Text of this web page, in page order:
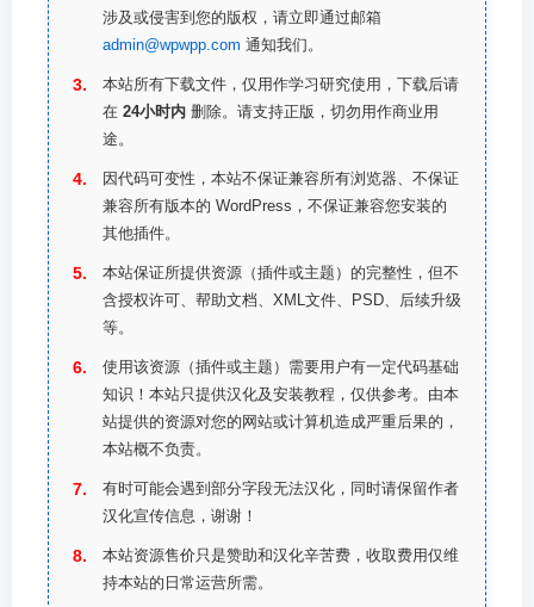
涉及或侵害到您的版权，请立即通过邮箱
admin@wpwpp.com 通知我们。
本站所有下载文件，仅用作学习研究使用，下载后请
在 24小时内 删除。请支持正版，切勿用作商业用
途。
因代码可变性，本站不保证兼容所有浏览器、不保证
兼容所有版本的 WordPress，不保证兼容您安装的
其他插件。
本站保证所提供资源（插件或主题）的完整性，但不
含授权许可、帮助文档、XML文件、PSD、后续升级
等。
使用该资源（插件或主题）需要用户有一定代码基础
知识！本站只提供汉化及安装教程，仅供参考。由本
站提供的资源对您的网站或计算机造成严重后果的，
本站概不负责。
有时可能会遇到部分字段无法汉化，同时请保留作者
汉化宣传信息，谢谢！
本站资源售价只是赞助和汉化辛苦费，收取费用仅维
持本站的日常运营所需。